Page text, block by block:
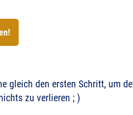
gleich den ersten Schritt, um
zu verlieren ; )